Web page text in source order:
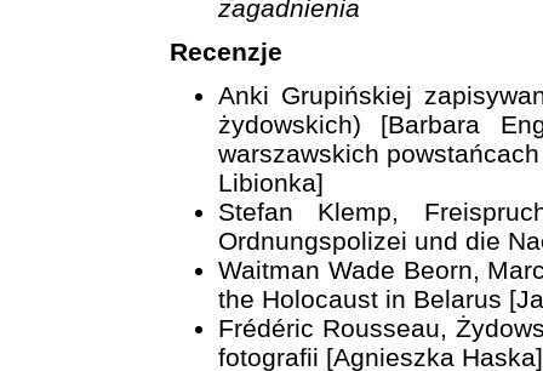
zagadnienia
Recenzje
Anki Grupińskiej
żydowskich) [Barbara
warszawskich
Libionka]
Stefan Klemp,
Ordnungspolizei und die
Waitman Wade Beorn,
the Holocaust in Belarus
Frédéric Rousseau,
fotografii [Agnieszka Haska]